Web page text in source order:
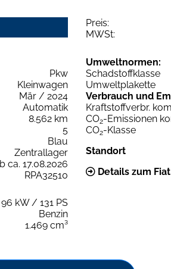
Preis:
MWSt:
Pkw
Kleinwagen
Mär / 2024
Automatik
8.562 km
5
Blau
Zentrallager
ca. 17.08.2026
RPA32510
96 kW / 131 PS
Benzin
1.469 cm³
Umweltnormen:
Schadstoffklasse
Umweltplakette
Verbrauch und
Kraftstoffverbr.
CO2-Emissionen
CO2-Klasse
Standort
Details zum